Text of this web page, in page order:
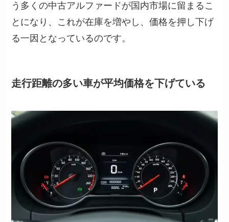
う多くの中古アルファードが国内市場に留まるこ
とになり、これが在庫を増やし、価格を押し下げ
る一因となっているのです。
走行距離の多い車が平均価格を下げている